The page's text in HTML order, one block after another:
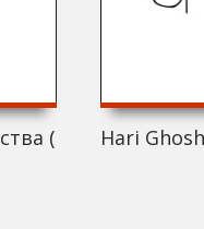
(2019)Hari